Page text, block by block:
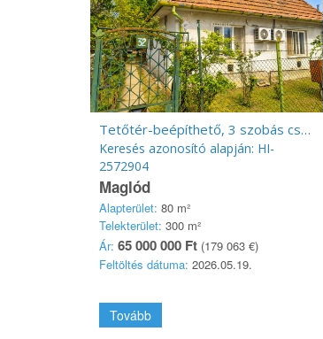
Tetőtér-beépíthető, 3 szobás családi ház
Keresés azonosító alapján: HI-
2572904
Maglód
Alapterület: 80 m²
Telekterület: 300 m²
Ár: 65 000 000 Ft (179 063 €)
Feltöltés dátuma: 2026.05.19.
Tovább